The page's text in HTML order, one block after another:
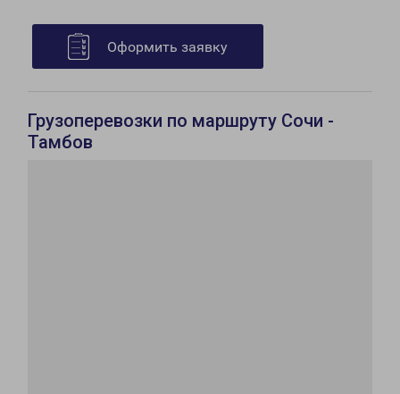
Оформить заявку
Грузоперевозки по маршруту Сочи -
Тамбов